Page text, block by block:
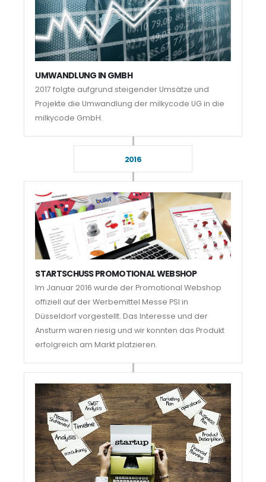
UMWANDLUNG IN GMBH
2017 folgte aufgrund steigender Umsätze und
Projekte die Umwandlung der milkycode UG in die
milkycode GmbH.
2016
STARTSCHUSS PROMOTIONAL WEBSHOP
Im Januar 2016 wurde der Promotional Webshop
offiziell auf der Werbemittel Messe PSI in
Düsseldorf vorgestellt. Das Interesse und der
Ansturm waren riesig und wir konnten das Produkt
erfolgreich am Markt platzieren.